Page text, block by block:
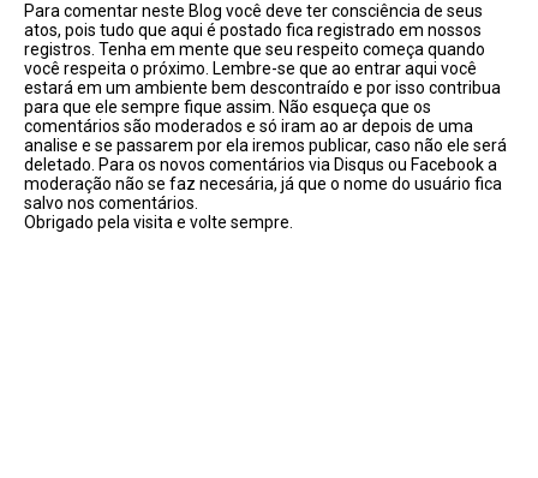
Para comentar neste Blog você deve ter consciência de seus
atos, pois tudo que aqui é postado fica registrado em nossos
registros. Tenha em mente que seu respeito começa quando
você respeita o próximo. Lembre-se que ao entrar aqui você
estará em um ambiente bem descontraído e por isso contribua
para que ele sempre fique assim. Não esqueça que os
comentários são moderados e só iram ao ar depois de uma
analise e se passarem por ela iremos publicar, caso não ele será
deletado. Para os novos comentários via Disqus ou Facebook a
moderação não se faz necesária, já que o nome do usuário fica
salvo nos comentários.
Obrigado pela visita e volte sempre.